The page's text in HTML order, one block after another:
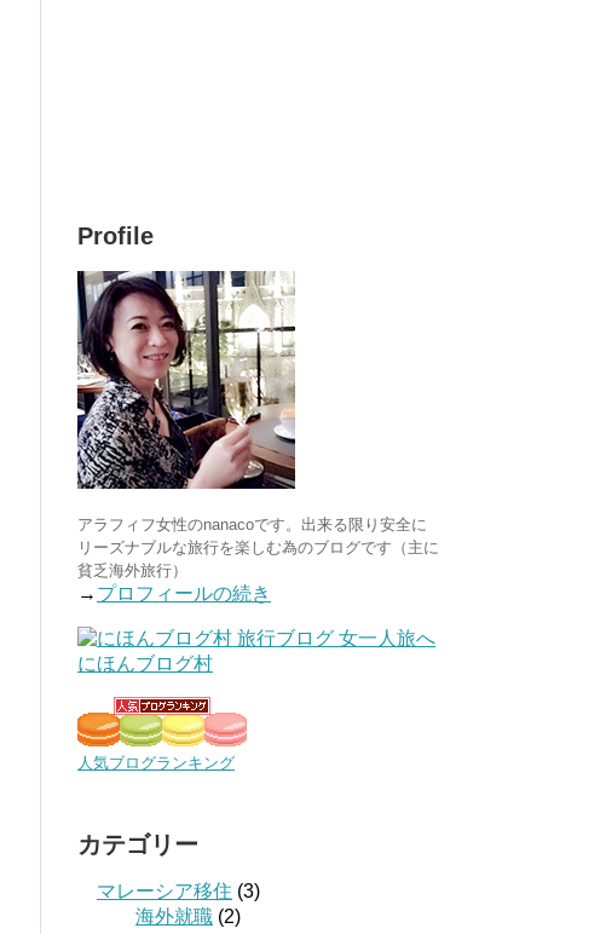
Profile
アラフィフ女性のnanacoです。出来る限り安全に
リーズナブルな旅行を楽しむ為のブログです（主に
貧乏海外旅行）
→ プロフィールの続き
にほんブログ村
人気ブログランキング
カテゴリー
マレーシア移住 (3)
海外就職 (2)